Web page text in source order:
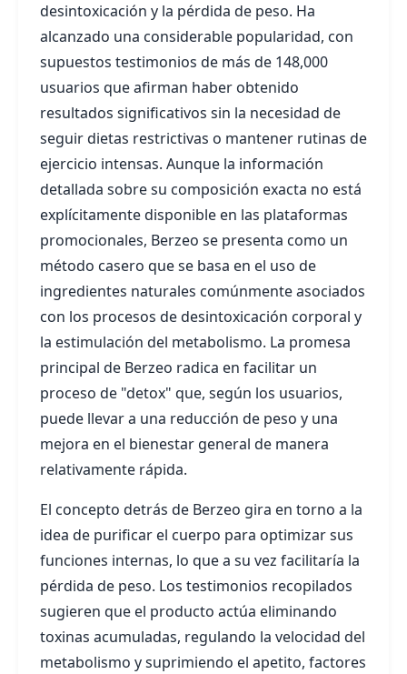
desintoxicación y la pérdida de peso. Ha
alcanzado una considerable popularidad, con
supuestos testimonios de más de 148,000
usuarios que afirman haber obtenido
resultados significativos sin la necesidad de
seguir dietas restrictivas o mantener rutinas de
ejercicio intensas. Aunque la información
detallada sobre su composición exacta no está
explícitamente disponible en las plataformas
promocionales, Berzeo se presenta como un
método casero que se basa en el uso de
ingredientes naturales comúnmente asociados
con los procesos de desintoxicación corporal y
la estimulación del metabolismo. La promesa
principal de Berzeo radica en facilitar un
proceso de "detox" que, según los usuarios,
puede llevar a una reducción de peso y una
mejora en el bienestar general de manera
relativamente rápida.
El concepto detrás de Berzeo gira en torno a la
idea de purificar el cuerpo para optimizar sus
funciones internas, lo que a su vez facilitaría la
pérdida de peso. Los testimonios recopilados
sugieren que el producto actúa eliminando
toxinas acumuladas, regulando la velocidad del
metabolismo y suprimiendo el apetito, factores